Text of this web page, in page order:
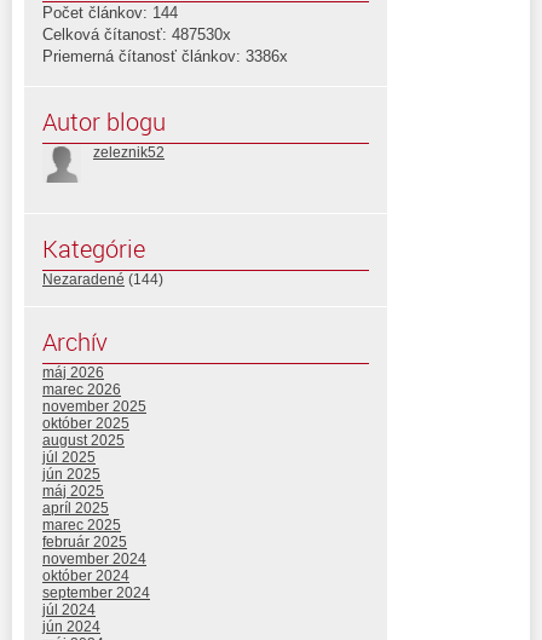
Počet článkov: 144
Celková čítanosť: 487530x
Priemerná čítanosť článkov: 3386x
Autor blogu
zeleznik52
Kategórie
Nezaradené (144)
Archív
máj 2026
marec 2026
november 2025
október 2025
august 2025
júl 2025
jún 2025
máj 2025
apríl 2025
marec 2025
február 2025
november 2024
október 2024
september 2024
júl 2024
jún 2024